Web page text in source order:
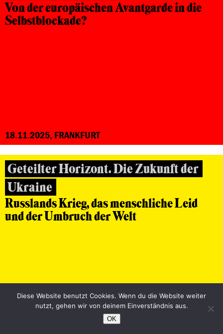
Von der europäischen Avantgarde in die
Selbstblockade?
18.11.2025, FRANKFURT
Geteilter Horizont. Die Zukunft der
Ukraine
Russlands Krieg, das menschliche Leid
und der Umbruch der Welt
12.11.2025, FULDA
Diese Website benutzt Cookies. Wenn du die Website weiter
nutzt, gehen wir von deinem Einverständnis aus.
OK